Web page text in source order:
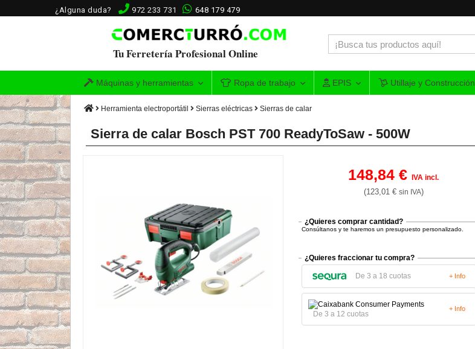
¿Alguna duda? 972 233 731 648 179 479
Tu Ferretería Profesional Online
Máquinas y herramientas Ropa de trabajo EPIS Utillaje y Construcción
Herramienta electroportátil Sierras eléctricas Sierras de calar
Sierra de calar Bosch PST 700 ReadyToSaw - 500W
148,84 €IVA incl.
(123,01 € sin IVA)
¿Quieres comprar cantidad?
Consúltanos y te haremos un presupuesto personalizado.
¿Quieres fraccionar tu compra?
De 3 a 18 cuotas + Info
De 3 a 12 cuotas
+ Info